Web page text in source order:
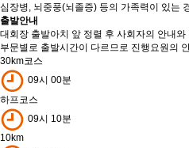
심장병, 뇌중풍(뇌졸증) 등의 가족력이 있는
출발안내
대회장 출발아치 앞 정렬 후 사회자의 안내
부문별로 출발시간이 다르므로 진행요원의
30km코스
09시 00분
하프코스
09시 10분
10km